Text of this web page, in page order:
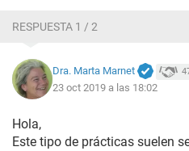
RESPUESTA 1 / 2
Dra. Marta Marnet
23 oct 2019 a las 18:02
Hola,
Este tipo de prácticas suelen